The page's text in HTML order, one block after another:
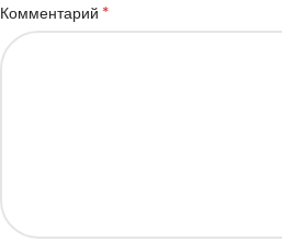
Комментарий *